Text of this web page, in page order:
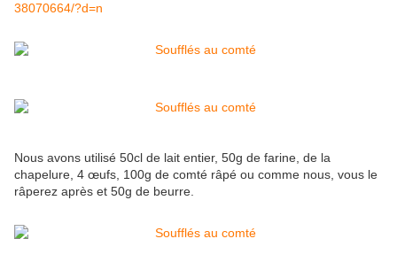
38070664/?d=n
Nous avons utilisé 50cl de lait entier, 50g de farine, de la
chapelure, 4 œufs, 100g de comté râpé ou comme nous, vous le
râperez après et 50g de beurre.